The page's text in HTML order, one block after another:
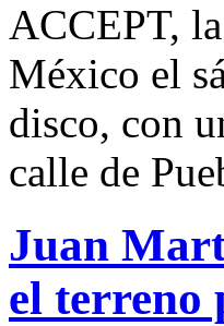
ACCEPT,
México el
disco, con
calle de
Juan
el terreno